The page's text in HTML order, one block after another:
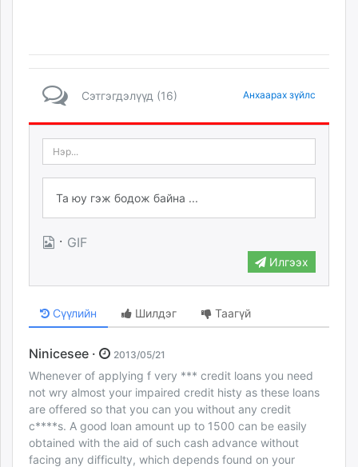
Сэтгэгдэлүүд (16) Анхаарах зүйлс
· GIF
Илгээх
Сүүлийн Шилдэг Таагүй
Ninicesee · 2013/05/21
Whenever of applying f very *** credit loans you need
not wry almost your impaired credit histy as these loans
are offered so that you can you without any credit
c****s. A good loan amount up to 1500 can be easily
obtained with the aid of such cash advance without
facing any difficulty, which depends found on your